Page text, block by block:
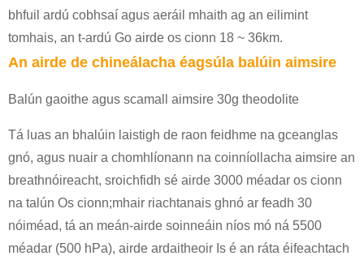
bhfuil ardú cobhsaí agus aeráil mhaith ag an eilimint
tomhais, an t-ardú Go airde os cionn 18 ~ 36km.
An airde de chineálacha éagsúla balúin aimsire
Balún gaoithe agus scamall aimsire 30g theodolite
Tá luas an bhalúin laistigh de raon feidhme na gceanglas
gnó, agus nuair a chomhlíonann na coinníollacha aimsire an
breathnóireacht, sroichfidh sé airde 3000 méadar os cionn
na talún Os cionn;mhair riachtanais ghnó ar feadh 30
nóiméad, tá an meán-airde soinneáin níos mó ná 5500
méadar (500 hPa), airde ardaitheoir Is é an ráta éifeachtach